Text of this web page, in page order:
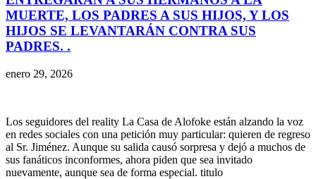
MUERTE, LOS PADRES A SUS HIJOS, Y LOS
HIJOS SE LEVANTARÁN CONTRA SUS
PADRES. .
enero 29, 2026
Los seguidores del reality La Casa de Alofoke están alzando la voz
en redes sociales con una petición muy particular: quieren de regreso
al Sr. Jiménez. Aunque su salida causó sorpresa y dejó a muchos de
sus fanáticos inconformes, ahora piden que sea invitado
nuevamente, aunque sea de forma especial. titulo